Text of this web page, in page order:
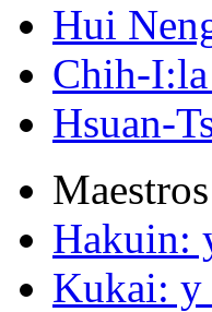
Hui
Chih-I:la
Hsuan-
Hakuin:
Kukai: y